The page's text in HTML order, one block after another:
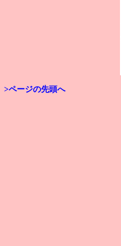
>ページの先頭へ